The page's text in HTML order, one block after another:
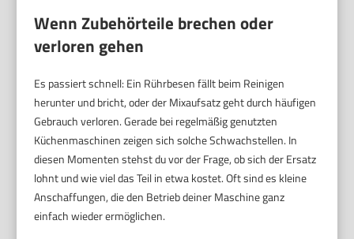
Wenn Zubehörteile brechen oder
verloren gehen
Es passiert schnell: Ein Rührbesen fällt beim Reinigen
herunter und bricht, oder der Mixaufsatz geht durch häufigen
Gebrauch verloren. Gerade bei regelmäßig genutzten
Küchenmaschinen zeigen sich solche Schwachstellen. In
diesen Momenten stehst du vor der Frage, ob sich der Ersatz
lohnt und wie viel das Teil in etwa kostet. Oft sind es kleine
Anschaffungen, die den Betrieb deiner Maschine ganz
einfach wieder ermöglichen.